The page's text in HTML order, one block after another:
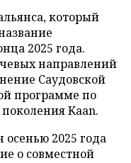
который
2025 года.
направлений
Саудовской
программе по
Kaan.
осенью 2025 года
о совместной